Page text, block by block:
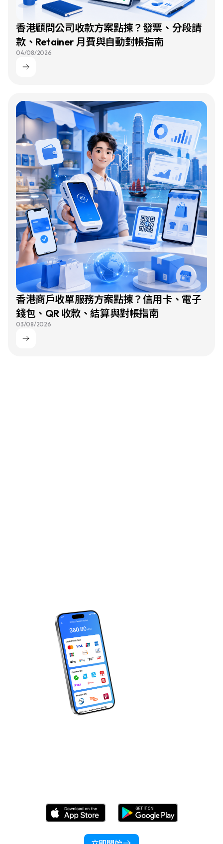
香港顧問公司收款方案點揀？發票、分段請
款、Retainer 月費與自動對帳指南
04/08/2026
香港商戶收單服務方案點揀？信用卡、電子
錢包、QR 收款、結算與對帳指南
03/08/2026